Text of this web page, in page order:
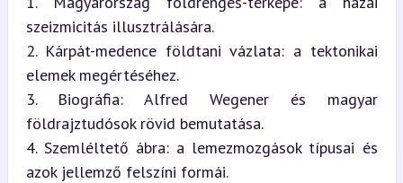
szeizmicitás illusztrálására.
2. Kárpát-medence földtani vázlata: a tektonikai
elemek megértéséhez.
3. Biográfia: Alfred Wegener és magyar
földrajztudósok rövid bemutatása.
4. Szemléltető ábra: a lemezmozgások típusai és
azok jellemző felszíni formái.